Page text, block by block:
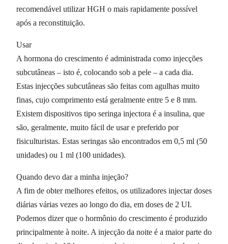
recomendável utilizar HGH o mais rapidamente possível
após a reconstituição.
Usar
A hormona do crescimento é administrada como injecções
subcutâneas – isto é, colocando sob a pele – a cada dia.
Estas injecções subcutâneas são feitas com agulhas muito
finas, cujo comprimento está geralmente entre 5 e 8 mm.
Existem dispositivos tipo seringa injectora é a insulina, que
são, geralmente, muito fácil de usar e preferido por
fisiculturistas. Estas seringas são encontrados em 0,5 ml (50
unidades) ou 1 ml (100 unidades).
Quando devo dar a minha injeção?
A fim de obter melhores efeitos, os utilizadores injectar doses
diárias várias vezes ao longo do dia, em doses de 2 UI.
Podemos dizer que o hormônio do crescimento é produzido
principalmente à noite. A injecção da noite é a maior parte do